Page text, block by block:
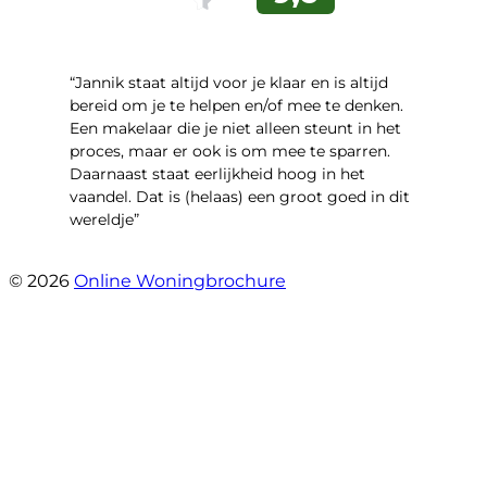
“Jannik staat altijd voor je klaar en is altijd
bereid om je te helpen en/of mee te denken.
Een makelaar die je niet alleen steunt in het
proces, maar er ook is om mee te sparren.
Daarnaast staat eerlijkheid hoog in het
vaandel. Dat is (helaas) een groot goed in dit
wereldje”
© 2026 Online Woningbrochure